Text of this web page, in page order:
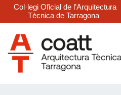
Col·legi Oficial de l’Arquitectura
Tècnica de Tarragona